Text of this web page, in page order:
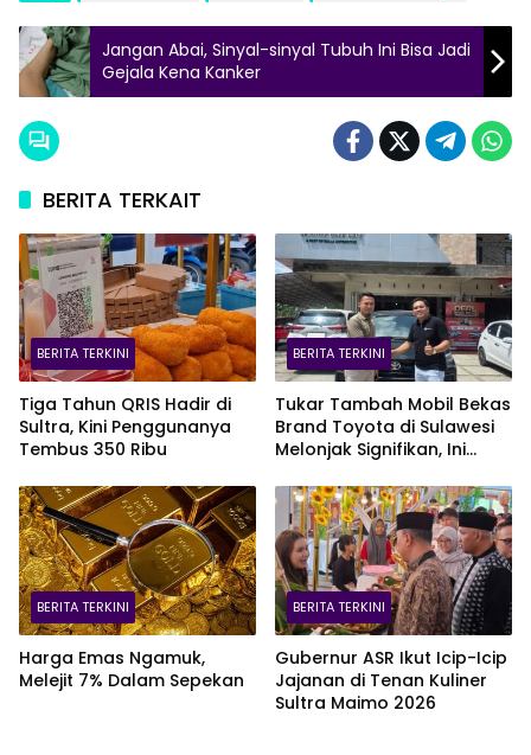
Jangan Abai, Sinyal-sinyal Tubuh Ini Bisa Jadi
Gejala Kena Kanker
BERITA TERKAIT
BERITA TERKINI
Tiga Tahun QRIS Hadir di
Sultra, Kini Penggunanya
Tembus 350 Ribu
BERITA TERKINI
Tukar Tambah Mobil Bekas
Brand Toyota di Sulawesi
Melonjak Signifikan, Ini
BERITA TERKINI
Harga Emas Ngamuk,
Melejit 7% Dalam Sepekan
BERITA TERKINI
Gubernur ASR Ikut Icip-Icip
Jajanan di Tenan Kuliner
Sultra Maimo 2026